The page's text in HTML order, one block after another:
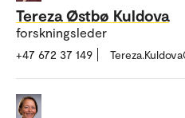
Tereza Østbø Kuldova
forskningsleder
+47 672 37 149